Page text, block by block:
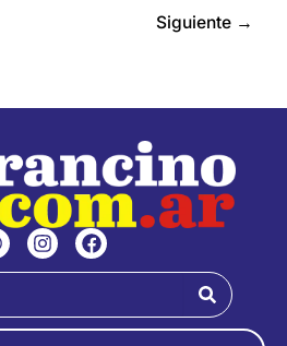
Siguiente →
I
n
s
a
g
F
a
c
b
o